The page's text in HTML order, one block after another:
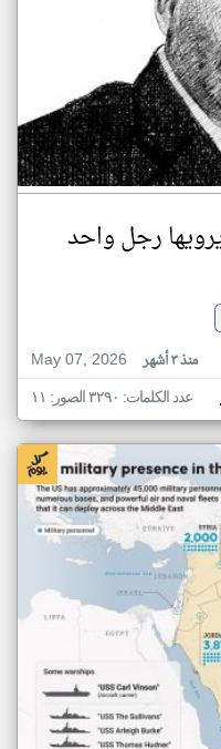
رجل واحد
May 07, 2026
منذ ٣ أشهر
عدد الكلمات: ٣٢٩٠ الصور: ١١